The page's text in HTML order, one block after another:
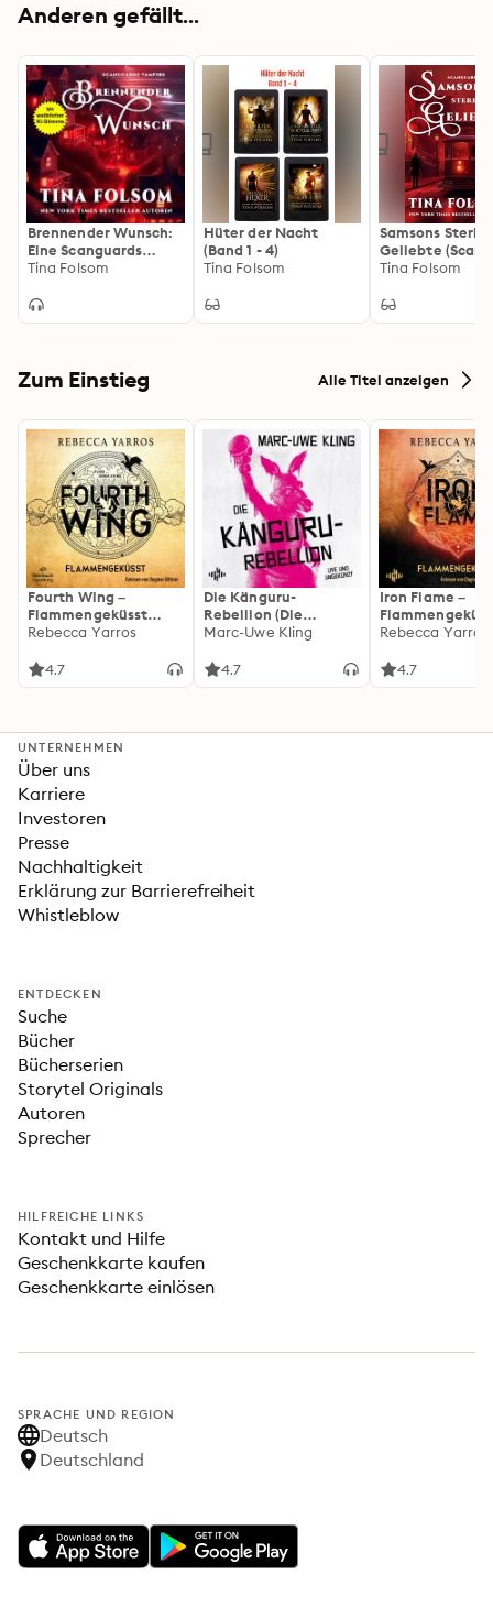
Anderen gefällt...
Brennender Wunsch:
Eine Scanguards
Vampir Novelle (# 0.5)
Tina Folsom
Hüter der Nacht
(Band 1 - 4)
Tina Folsom
Samsons
Geliebte
Vampire - Buch
Tina Folsom
Zum Einstieg Alle Titel anzeigen
Fourth Wing –
Flammengeküsst
(Flammengeküsst-
Rebecca Yarros
4.7
Die Känguru-
Rebellion (Die
Känguru-Werke 5)
Marc-Uwe Kling
4.7
Iron Flame –
heißersehnte
Rebecca Yarros
4.7
UNTERNEHMEN
Über uns
Karriere
Investoren
Presse
Nachhaltigkeit
Erklärung zur Barrierefreiheit
Whistleblow
ENTDECKEN
Suche
Bücher
Bücherserien
Storytel Originals
Autoren
Sprecher
HILFREICHE LINKS
Kontakt und Hilfe
Geschenkkarte kaufen
Geschenkkarte einlösen
SPRACHE UND REGION
Deutsch
Deutschland